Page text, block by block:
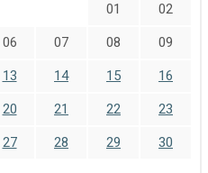
01 02
06 07 08 09
13 14 15 16
20 21 22 23
27 28 29 30